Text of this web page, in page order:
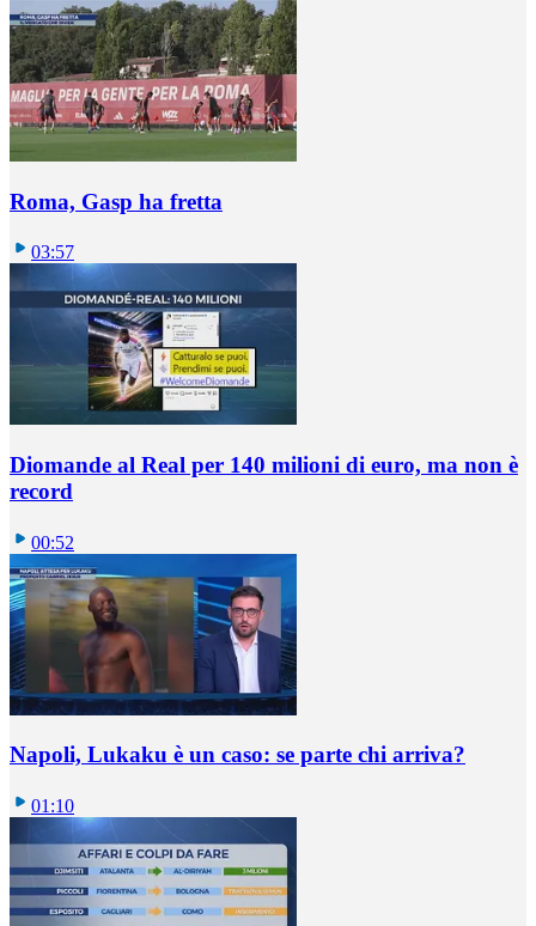
Roma, Gasp ha fretta
03:57
Diomande al Real per 140 milioni di euro, ma non è
record
00:52
Napoli, Lukaku è un caso: se parte chi arriva?
01:10